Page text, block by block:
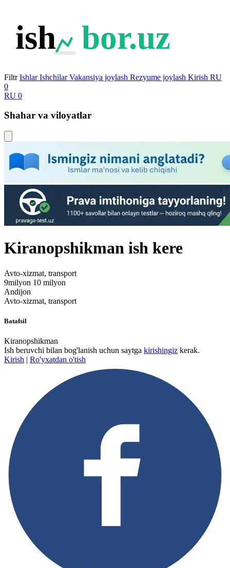
ish bor.uz
Filtr Ishlar Ishchilar Vakansiya joylash Rezyume joylash Kirish RU
0
RU 0
Shahar va viloyatlar
Kiranopshikman ish kere
Avto-xizmat, transport
9milyon 10 milyon
Andijon
Avto-xizmat, transport
Batafsil
Kiranopshikman
Ish beruvchi bilan bog'lanish uchun saytga kirishingiz kerak.
Kirish | Ro'yxatdan o'tish